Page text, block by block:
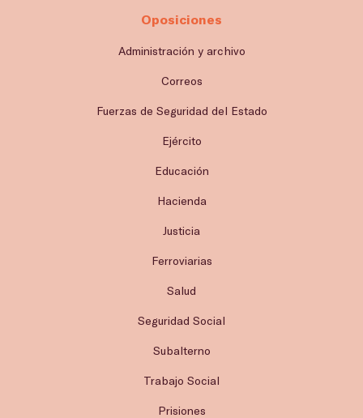
Oposiciones
Administración y archivo
Correos
Fuerzas de Seguridad del Estado
Ejército
Educación
Hacienda
Justicia
Ferroviarias
Salud
Seguridad Social
Subalterno
Trabajo Social
Prisiones